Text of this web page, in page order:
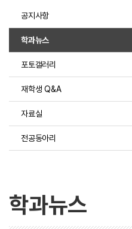
공지사항
학과뉴스
포토갤러리
재학생 Q&A
자료실
전공동아리
학과뉴스